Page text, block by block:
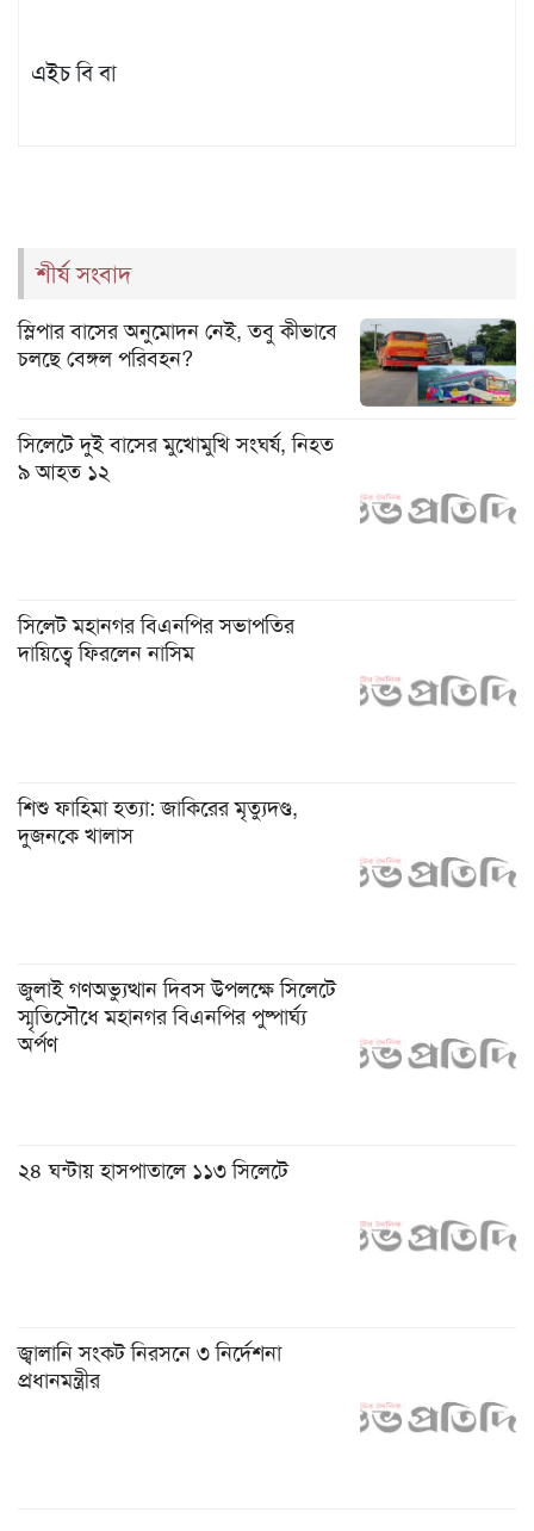
এইচ বি বা
শীর্ষ সংবাদ
স্লিপার বাসের অনুমোদন নেই, তবু কীভাবে
চলছে বেঙ্গল পরিবহন?
সিলেটে দুই বাসের মুখোমুখি সংঘর্ষ, নিহত
৯ আহত ১২
সিলেট মহানগর বিএনপির সভাপতির
দায়িত্বে ফিরলেন নাসিম
শিশু ফাহিমা হত্যা: জাকিরের মৃত্যুদণ্ড,
দুজনকে খালাস
জুলাই গণঅভ্যুত্থান দিবস উপলক্ষে সিলেটে
স্মৃতিসৌধে মহানগর বিএনপির পুষ্পার্ঘ্য
অর্পণ
২৪ ঘন্টায় হাসপাতালে ১১৩ সিলেটে
জ্বালানি সংকট নিরসনে ৩ নির্দেশনা
প্রধানমন্ত্রীর